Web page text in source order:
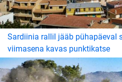
Sardiinia rallil jääb pühapäeval
viimasena kavas punktikatse